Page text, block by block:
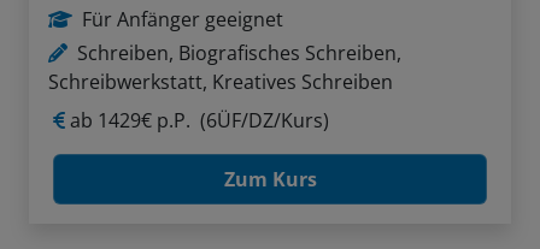
Für Anfänger geeignet
Schreiben, Biografisches Schreiben,
Schreibwerkstatt, Kreatives Schreiben
ab 1429€ p.P. (6ÜF/DZ/Kurs)
Zum Kurs